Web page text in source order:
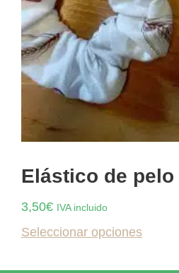
Elástico de pelo
3,50€ IVA incluido
Seleccionar opciones